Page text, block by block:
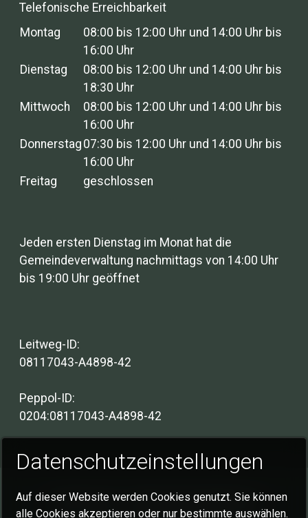
Telefonische Erreichbarkeit
Montag
08:00 bis 12:00 Uhr und 14:00 Uhr bis
16:00 Uhr
Dienstag
08:00 bis 12:00 Uhr und 14:00 Uhr bis
18:30 Uhr
Mittwoch
08:00 bis 12:00 Uhr und 14:00 Uhr bis
16:00 Uhr
Donnerstag 07:30 bis 12:00 Uhr und 14:00 Uhr bis
16:00 Uhr
Freitag
geschlossen
Jeden ersten Dienstag im Monat hat die
Gemeindeverwaltung nachmittags von 14:00 Uhr
bis 19:00 Uhr geöffnet
Leitweg-ID:
08117043-A4898-42
Peppol-ID:
0204:08117043-A4898-42
Impressum Datenschutzerklärung
Datenschutzeinstellungen
Auf dieser Website werden Cookies genutzt. Sie können
alle Cookies akzeptieren oder nur bestimmte auswählen.